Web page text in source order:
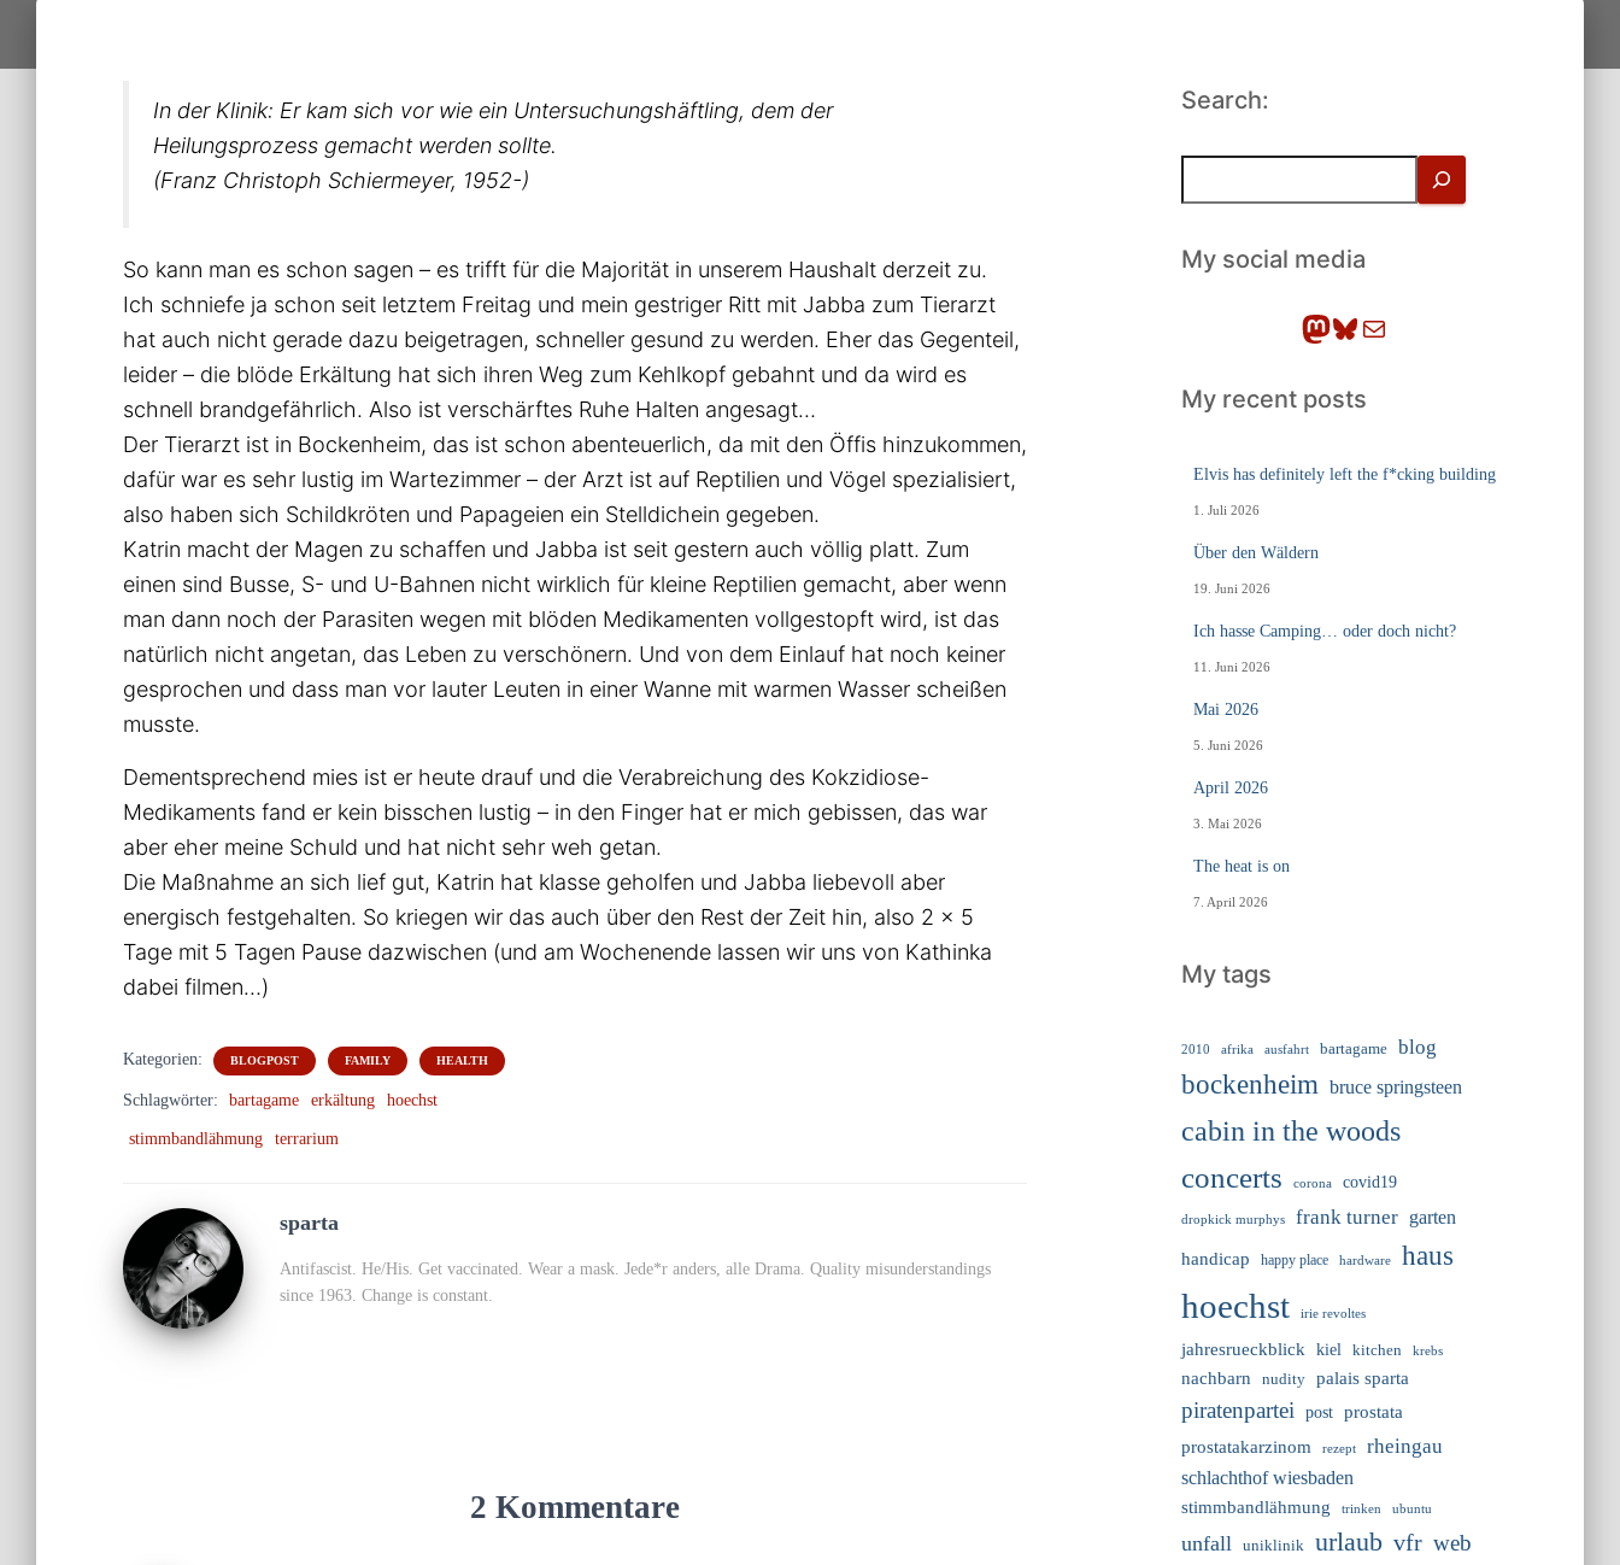
In der Klinik: Er kam sich vor wie ein Untersuchungshäftling, dem der
Heilungsprozess gemacht werden sollte.
(Franz Christoph Schiermeyer, 1952-)
So kann man es schon sagen – es trifft für die Majorität in unserem Haushalt derzeit zu.
Ich schniefe ja schon seit letztem Freitag und mein gestriger Ritt mit Jabba zum Tierarzt
hat auch nicht gerade dazu beigetragen, schneller gesund zu werden. Eher das Gegenteil,
leider – die blöde Erkältung hat sich ihren Weg zum Kehlkopf gebahnt und da wird es
schnell brandgefährlich. Also ist verschärftes Ruhe Halten angesagt…
Der Tierarzt ist in Bockenheim, das ist schon abenteuerlich, da mit den Öffis hinzukommen,
dafür war es sehr lustig im Wartezimmer – der Arzt ist auf Reptilien und Vögel spezialisiert,
also haben sich Schildkröten und Papageien ein Stelldichein gegeben.
Katrin macht der Magen zu schaffen und Jabba ist seit gestern auch völlig platt. Zum
einen sind Busse, S- und U-Bahnen nicht wirklich für kleine Reptilien gemacht, aber wenn
man dann noch der Parasiten wegen mit blöden Medikamenten vollgestopft wird, ist das
natürlich nicht angetan, das Leben zu verschönern. Und von dem Einlauf hat noch keiner
gesprochen und dass man vor lauter Leuten in einer Wanne mit warmen Wasser scheißen
musste.
Dementsprechend mies ist er heute drauf und die Verabreichung des Kokzidiose-
Medikaments fand er kein bisschen lustig – in den Finger hat er mich gebissen, das war
aber eher meine Schuld und hat nicht sehr weh getan.
Die Maßnahme an sich lief gut, Katrin hat klasse geholfen und Jabba liebevoll aber
energisch festgehalten. So kriegen wir das auch über den Rest der Zeit hin, also 2 x 5
Tage mit 5 Tagen Pause dazwischen (und am Wochenende lassen wir uns von Kathinka
dabei filmen…)
Kategorien: BLOGPOST FAMILY HEALTH
Schlagwörter: bartagame erkältung hoechst
stimmbandlähmung terrarium
sparta
Antifascist. He/His. Get vaccinated. Wear a mask. Jede*r anders, alle Drama. Quality misunderstandings
since 1963. Change is constant.
2 Kommentare
Search:
h
eMy social media
Mastodon Bluesky E-Mail
My recent posts
Elvis has definitely left the f*cking building
1. Juli 2026
Über den Wäldern
19. Juni 2026
Ich hasse Camping… oder doch nicht?
11. Juni 2026
Mai 2026
5. Juni 2026
April 2026
3. Mai 2026
The heat is on
7. April 2026
My tags
2010 afrika ausfahrt bartagame blog
bockenheim bruce springsteen
cabin in the woods
concerts
corona covid19
dropkick murphys frank turner
garten
handicap
happy place hardware haus
hoechst irie revoltes
jahresrueckblick kiel kitchen krebs
nachbarn nudity palais sparta
piratenpartei post
prostata
prostatakarzinom
rezept rheingau
schlachthof wiesbaden
stimmbandlähmung trinken ubuntu
unfall uniklinik urlaub vfr web